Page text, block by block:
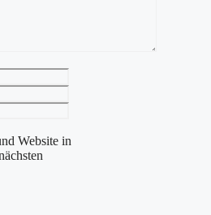
Mail-
Adresse
Website in